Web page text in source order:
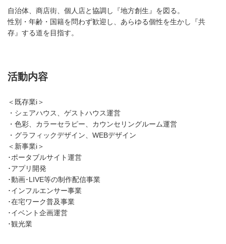
自治体、商店街、個人店と協調し『地方創生』を図る。
性別・年齢・国籍を問わず歓迎し、あらゆる個性を生かし『共
存』する道を目指す。
活動内容
＜既存業i＞
・シェアハウス、ゲストハウス運営
・色彩、カラーセラピー、カウンセリングルーム運営
・グラフィックデザイン、WEBデザイン
＜新事業i＞
･ポータブルサイト運営
･アプリ開発
･動画･LIVE等の制作配信事業
･インフルエンサー事業
･在宅ワーク普及事業
･イベント企画運営
･観光業